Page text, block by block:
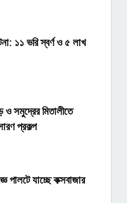
১১ ভরি স্বর্ণ ও ৫ লাখ
সমুদ্রের মিতালীতে
প্রকল্প
পালটে যাচ্ছে কক্সবাজার